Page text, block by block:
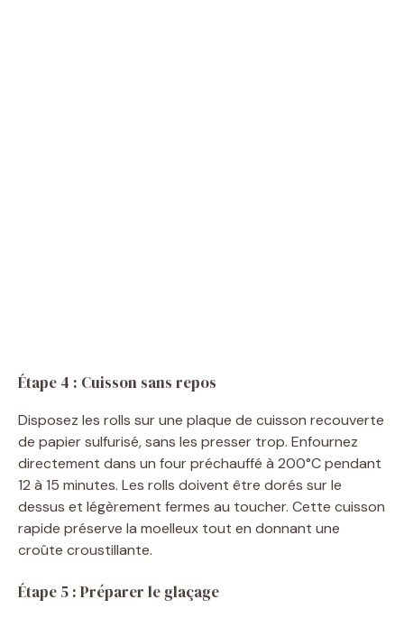
Étape 4 : Cuisson sans repos
Disposez les rolls sur une plaque de cuisson recouverte
de papier sulfurisé, sans les presser trop. Enfournez
directement dans un four préchauffé à 200°C pendant
12 à 15 minutes. Les rolls doivent être dorés sur le
dessus et légèrement fermes au toucher. Cette cuisson
rapide préserve la moelleux tout en donnant une
croûte croustillante.
Étape 5 : Préparer le glaçage